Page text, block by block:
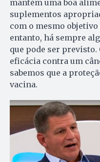
mantém uma boa
suplementos
com o mesmo
entanto, há sempre
que pode ser
eficácia contra um
sabemos que a
vacina.